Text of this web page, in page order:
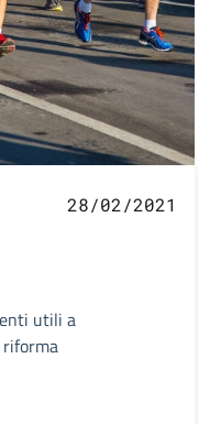
28/02/2021
utili a